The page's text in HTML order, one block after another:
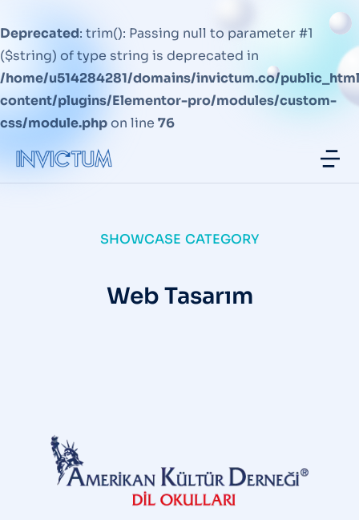
Deprecated: trim(): Passing null to parameter #1
($string) of type string is deprecated in
/home/u514284281/domains/invictum.co/
content/plugins/Elementor-pro/modules/custom-
css/module.phpon line 76
SHOWCASE CATEGORY
Web Tasarım